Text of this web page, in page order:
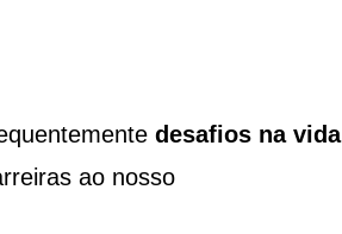
desafios na vida
ao nosso